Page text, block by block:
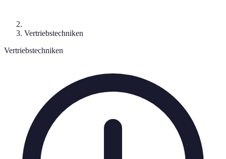
Vertriebstechniken
Vertriebstechniken